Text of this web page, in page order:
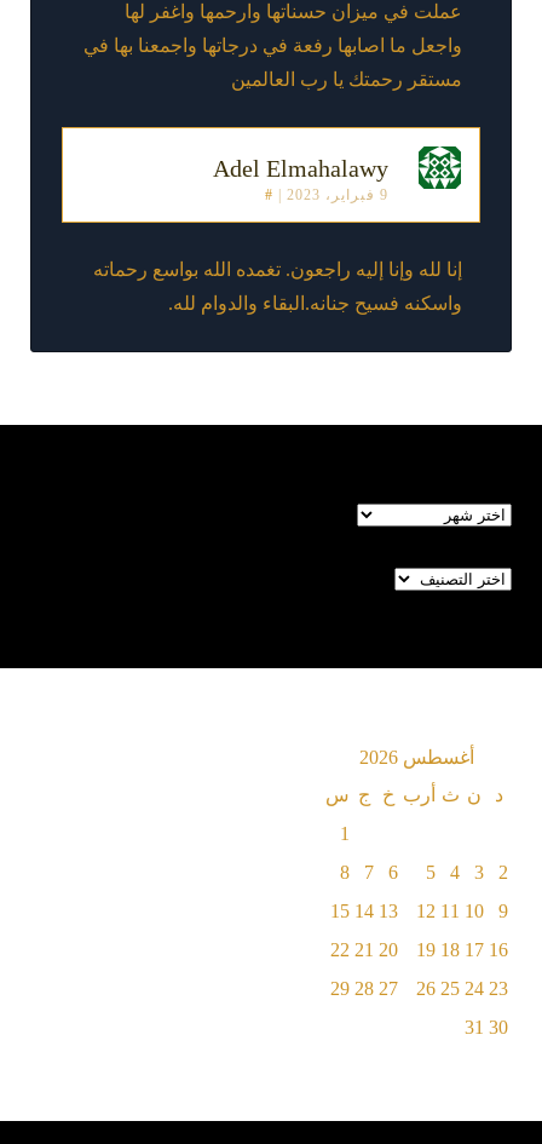
عملت في ميزان حسناتها وارحمها واغفر لها
واجعل ما اصابها رفعة في درجاتها واجمعنا بها في
مستقر رحمتك يا رب العالمين
Adel Elmahalawy
9 فبراير، 2023 #
إنا لله وإنا إليه راجعون. تغمده الله بواسع رحماته
واسكنه فسيح جنانه.البقاء والدوام لله.
الأرشيف
تصنيفات
أغسطس 2026
د
ن ث أرب خ ج س
1
2
3
4
5
6
7
8
9
10
11
12
13
14
15
16
17
18
19
20
21
22
23
24
25
26
27
28
29
30
31